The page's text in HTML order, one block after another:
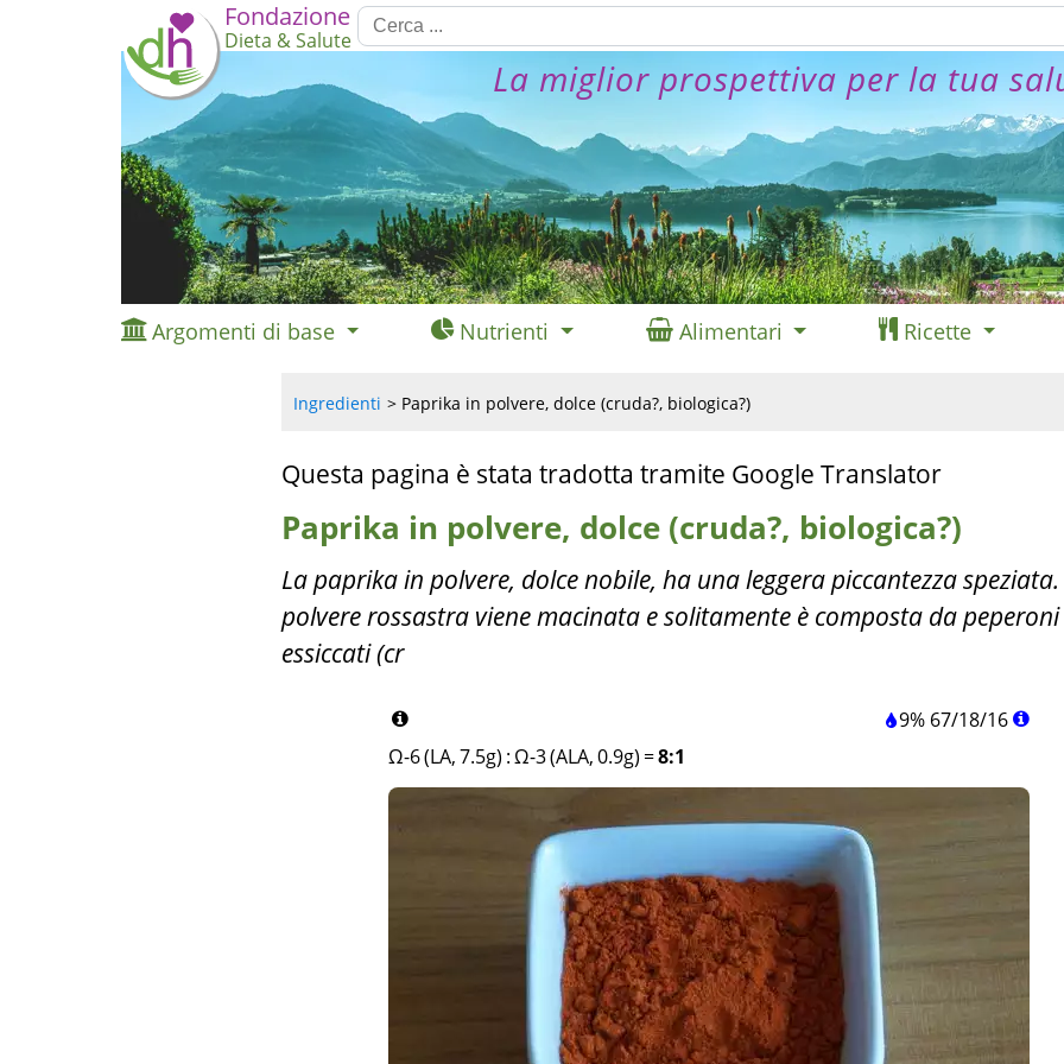
Fondazione
Dieta & Salute
La miglior prospettiva per la tua
Argomenti di base Nutrienti Alimentari Ricette
Ingredienti Paprika in polvere, dolce (cruda?, biologica?)
Questa pagina è stata tradotta tramite Google Translator
Paprika in polvere, dolce (cruda?, biologica?)
La paprika in polvere, dolce nobile, ha una leggera piccantezza
polvere rossastra viene macinata e solitamente è composta da peperoni
essiccati (cr
9% 67/18/16
Ω-6 (LA, 7.5g) :Ω-3 (ALA, 0.9g) =8:1